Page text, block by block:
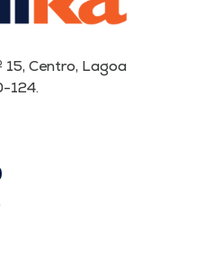
15, Centro, Lagoa
124.